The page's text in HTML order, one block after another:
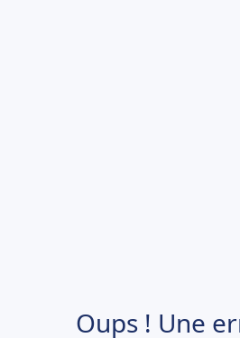
Oups ! Une